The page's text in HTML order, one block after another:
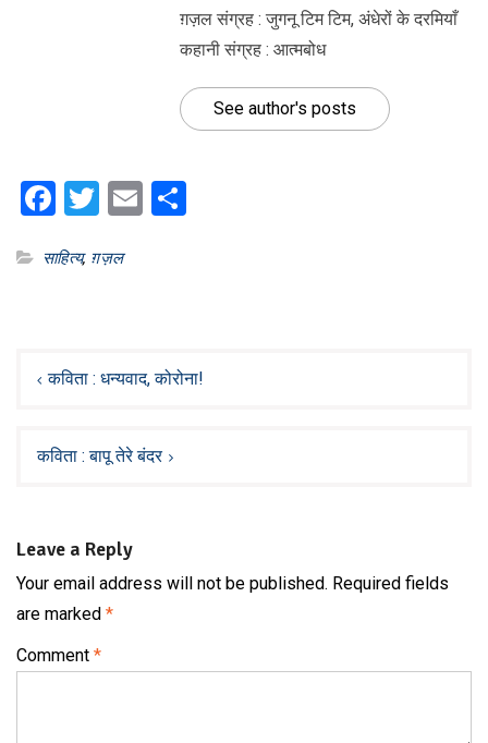
ग़ज़ल संग्रह : जुगनू टिम टिम, अंधेरों के दरमियाँ
कहानी संग्रह : आत्मबोध
See author's posts
Facebook
Twitter
Email
साहित्य, ग़ज़ल
navigation
कविता : धन्यवाद, कोरोना!
कविता : बापू तेरे बंदर
Leave a Reply
Your email address will not be published. Required fields
are marked *
Comment *